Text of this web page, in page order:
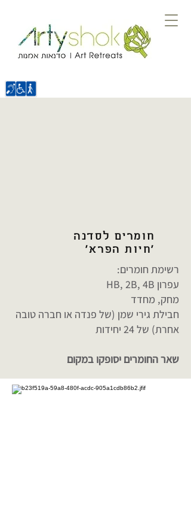
חומרים לסדנה
'חיות הפרא'
רשימת חומרים:
עפרון HB, 2B, 4B
מחק, מחדד
חבילת גירי שמן (של פנדה או חברה טובה
אחרת) של 24 יחידות
שאר החומרים יסופקו במקום